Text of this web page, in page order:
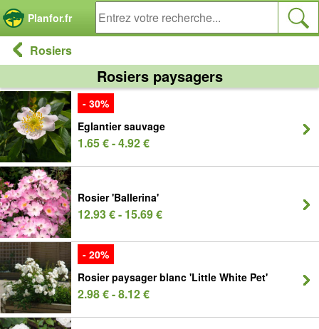
Planfor.fr
Rosiers
Rosiers paysagers
- 30%
Eglantier sauvage
1.65 € - 4.92 €
Rosier 'Ballerina'
12.93 € - 15.69 €
- 20%
Rosier paysager blanc 'Little White Pet'
2.98 € - 8.12 €
Panneau de gestion des cookies